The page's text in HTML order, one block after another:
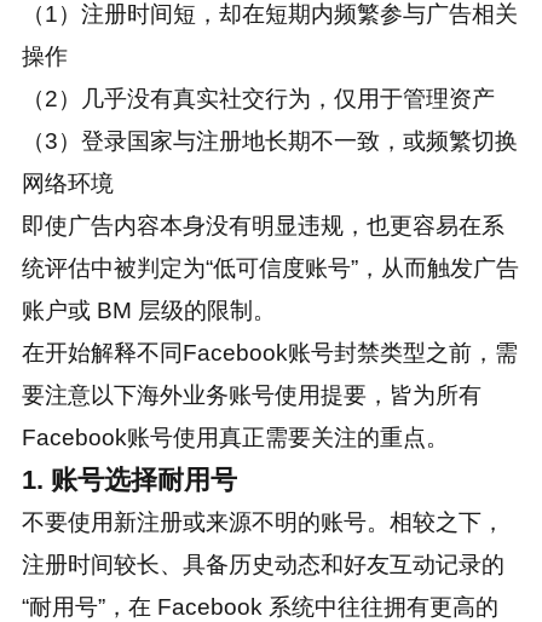
（1）注册时间短，却在短期内频繁参与广告相关
操作
（2）几乎没有真实社交行为，仅用于管理资产
（3）登录国家与注册地长期不一致，或频繁切换
网络环境
即使广告内容本身没有明显违规，也更容易在系
统评估中被判定为“低可信度账号”，从而触发广告
账户或 BM 层级的限制。
在开始解释不同Facebook账号封禁类型之前，需
要注意以下海外业务账号使用提要，皆为所有
Facebook账号使用真正需要关注的重点。
1. 账号选择耐用号
不要使用新注册或来源不明的账号。相较之下，
注册时间较长、具备历史动态和好友互动记录的
“耐用号”，在 Facebook 系统中往往拥有更高的